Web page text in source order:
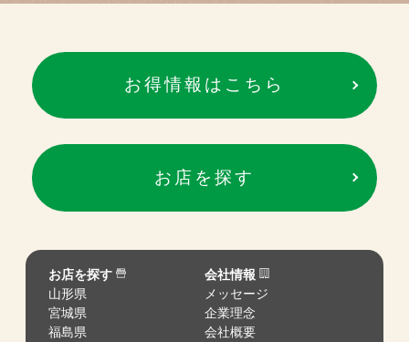
お得情報はこちら
お店を探す
お店を探す
山形県
宮城県
福島県
会社情報
メッセージ
企業理念
会社概要